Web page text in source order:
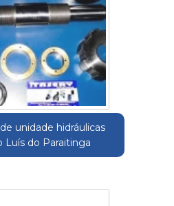
unidade hidráulicas
Luís do Paraitinga